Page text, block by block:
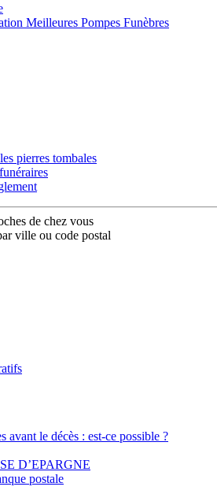
Meilleures Pompes Funèbres
pierres tombales
de chez vous
ville ou code postal
avant le décès : est-ce possible ?
D’EPARGNE
postale